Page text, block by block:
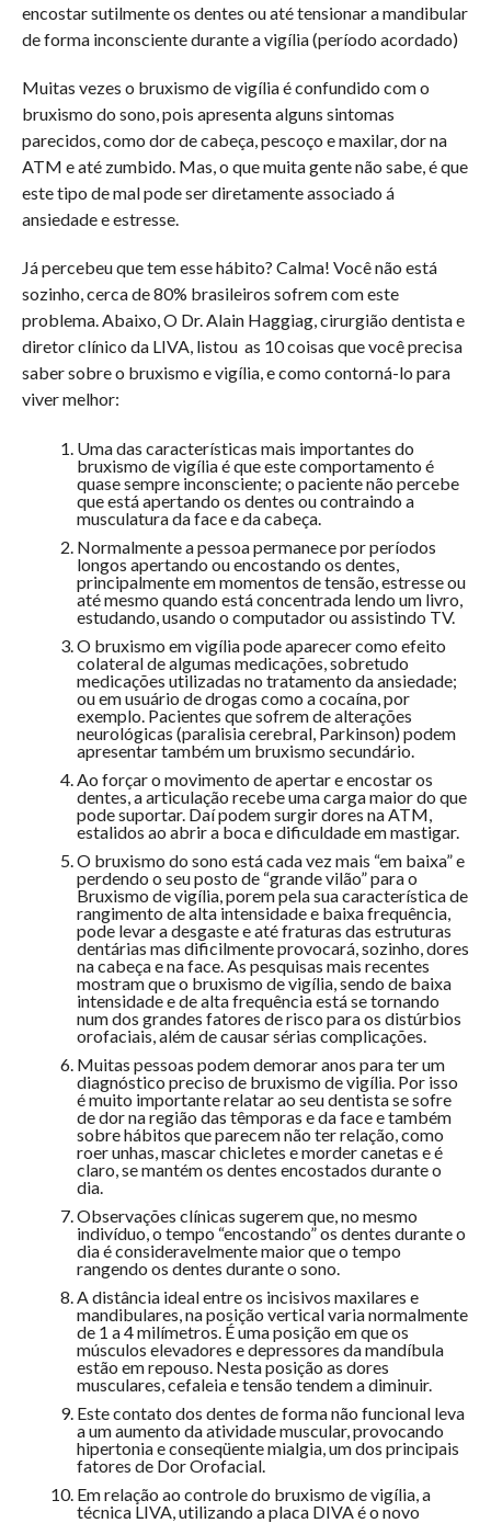
encostar sutilmente os dentes ou até tensionar a mandibular
de forma inconsciente durante a vigília (período acordado)
Muitas vezes o bruxismo de vigília é confundido com o
bruxismo do sono, pois apresenta alguns sintomas
parecidos, como dor de cabeça, pescoço e maxilar, dor na
ATM e até zumbido. Mas, o que muita gente não sabe, é que
este tipo de mal pode ser diretamente associado á
ansiedade e estresse.
Já percebeu que tem esse hábito? Calma! Você não está
sozinho, cerca de 80% brasileiros sofrem com este
problema. Abaixo, O Dr. Alain Haggiag, cirurgião dentista e
diretor clínico da LIVA, listou as 10 coisas que você precisa
saber sobre o bruxismo e vigília, e como contorná-lo para
viver melhor:
Uma das características mais importantes do
bruxismo de vigília é que este comportamento é
quase sempre inconsciente; o paciente não percebe
que está apertando os dentes ou contraindo a
musculatura da face e da cabeça.
Normalmente a pessoa permanece por períodos
longos apertando ou encostando os dentes,
principalmente em momentos de tensão, estresse ou
até mesmo quando está concentrada lendo um livro,
estudando, usando o computador ou assistindo TV.
O bruxismo em vigília pode aparecer como efeito
colateral de algumas medicações, sobretudo
medicações utilizadas no tratamento da ansiedade;
ou em usuário de drogas como a cocaína, por
exemplo. Pacientes que sofrem de alterações
neurológicas (paralisia cerebral, Parkinson) podem
apresentar também um bruxismo secundário.
Ao forçar o movimento de apertar e encostar os
dentes, a articulação recebe uma carga maior do que
pode suportar. Daí podem surgir dores na ATM,
estalidos ao abrir a boca e dificuldade em mastigar.
O bruxismo do sono está cada vez mais “em baixa” e
perdendo o seu posto de “grande vilão” para o
Bruxismo de vigília, porem pela sua característica de
rangimento de alta intensidade e baixa frequência,
pode levar a desgaste e até fraturas das estruturas
dentárias mas dificilmente provocará, sozinho, dores
na cabeça e na face. As pesquisas mais recentes
mostram que o bruxismo de vigília, sendo de baixa
intensidade e de alta frequência está se tornando
num dos grandes fatores de risco para os distúrbios
orofaciais, além de causar sérias complicações.
Muitas pessoas podem demorar anos para ter um
diagnóstico preciso de bruxismo de vigília. Por isso
é muito importante relatar ao seu dentista se sofre
de dor na região das têmporas e da face e também
sobre hábitos que parecem não ter relação, como
roer unhas, mascar chicletes e morder canetas e é
claro, se mantém os dentes encostados durante o
dia.
Observações clínicas sugerem que, no mesmo
indivíduo, o tempo “encostando” os dentes durante o
dia é consideravelmente maior que o tempo
rangendo os dentes durante o sono.
A distância ideal entre os incisivos maxilares e
mandibulares, na posição vertical varia normalmente
de 1 a 4 milímetros. É uma posição em que os
músculos elevadores e depressores da mandíbula
estão em repouso. Nesta posição as dores
musculares, cefaleia e tensão tendem a diminuir.
Este contato dos dentes de forma não funcional leva
a um aumento da atividade muscular, provocando
hipertonia e conseqüente mialgia, um dos principais
fatores de Dor Orofacial.
Em relação ao controle do bruxismo de vigília, a
técnica LIVA, utilizando a placa DIVA é o novo